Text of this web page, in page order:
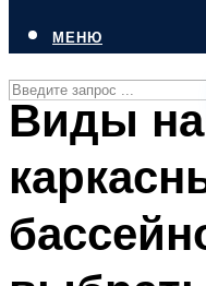
СТИЛИ ПЛАВАНЬЯ
ПЛАВАНЬЕ ДЛЯ
БАССЕЙН ДЛЯ
ОЧИСТКА
МЕНЮ
Виды